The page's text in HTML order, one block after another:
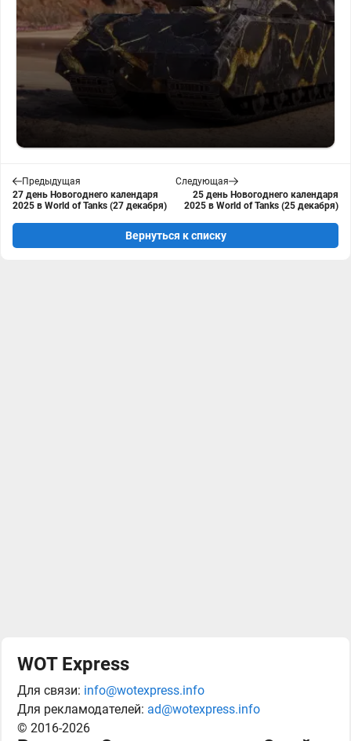
Предыдущая
27 день Новогоднего календаря
2025 в World of Tanks (27 декабря)
Следующая
25 день Новогоднего календаря
2025 в World of Tanks (25 декабря)
Вернуться к списку
WOT Express
Для связи: info@wotexpress.info
Для рекламодателей: ad@wotexpress.info
© 2016-2026